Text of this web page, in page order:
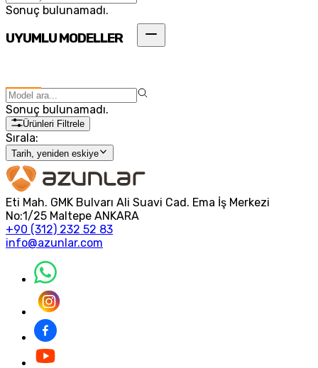
Sonuç bulunamadı.
UYUMLU MODELLER
Sonuç bulunamadı.
Ürünleri Filtrele
Sırala:
Tarih, yeniden eskiye
Eti Mah. GMK Bulvarı Ali Suavi Cad. Ema İş Merkezi
No:1/25 Maltepe ANKARA
+90 (312) 232 52 83
info@azunlar.com